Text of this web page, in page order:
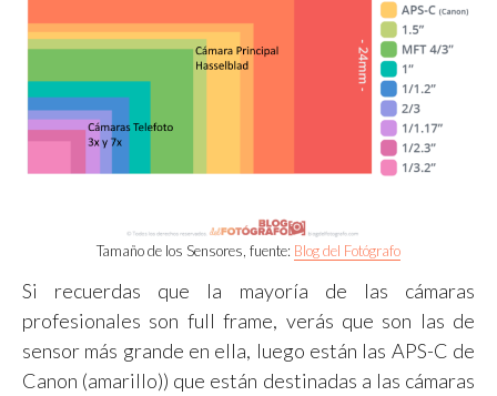
Tamaño de los Sensores, fuente: Blog del Fotógrafo
Si recuerdas que la mayoría de las cámaras
profesionales son full frame, verás que son las de
sensor más grande en ella, luego están las APS-C de
Canon (amarillo)) que están destinadas a las cámaras